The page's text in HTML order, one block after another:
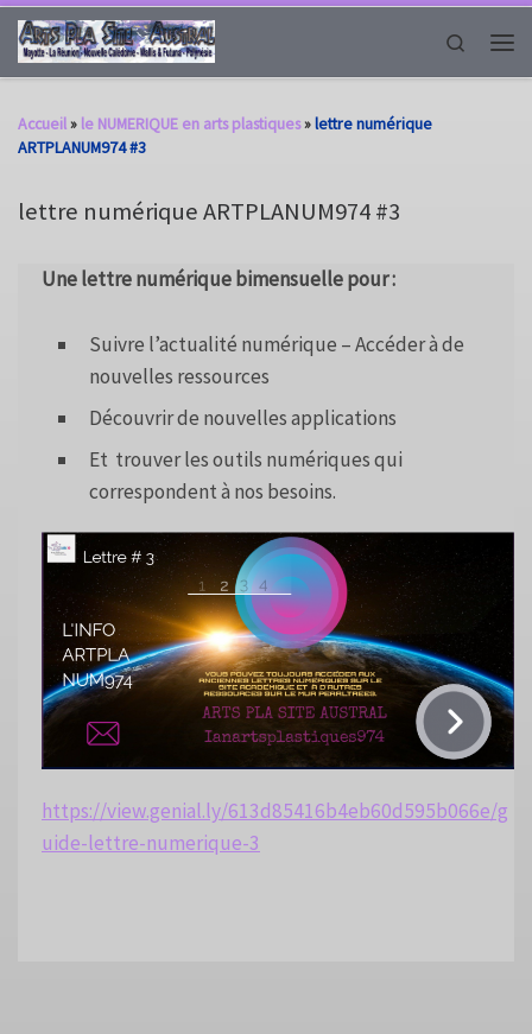
Passer au contenu
Search
Accueil» le NUMERIQUE en arts plastiques»lettre numérique
ARTPLANUM974 #3
lettre numérique ARTPLANUM974 #3
Une lettre numérique bimensuelle pour :
Suivre l’actualité numérique – Accéder à de
nouvelles ressources
Découvrir de nouvelles applications
Et trouver les outils numériques qui
correspondent à nos besoins.
https://view.genial.ly/613d85416b4eb60d595b066e/g
uide-lettre-numerique-3